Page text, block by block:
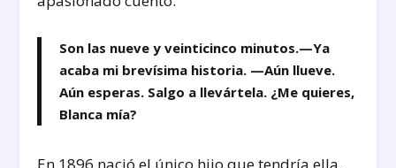
Son las nueve y veinticinco minutos.—Ya
acaba mi brevísima historia. —Aún llueve.
Aún esperas. Salgo a llevártela. ¿Me quieres,
Blanca mía?